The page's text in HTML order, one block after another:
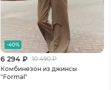
-40%
6 294 ₽ 10 490₽
Комбинезон из джинсы
"Formal"